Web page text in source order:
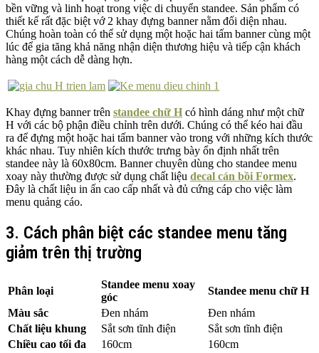
bền vững và linh hoạt trong việc di chuyển standee. Sản phẩm có
thiết kế rất đặc biệt vớ 2 khay đựng banner nằm đối diện nhau.
Chúng hoàn toàn có thể sử dụng một hoặc hai tấm banner cùng một
lúc để gia tăng khả năng nhận diện thương hiệu và tiếp cận khách
hàng một cách dễ dàng hợn.
Khay đựng banner trên standee chữ H có hình dáng như một chữ
H với các bộ phận điều chỉnh trên dưới. Chúng có thể kéo hai đầu
ra để đựng một hoặc hai tấm banner vào trong với những kích thước
khác nhau. Tuy nhiên kích thước trưng bày ổn định nhất trên
standee này là 60x80cm. Banner chuyên dùng cho standee menu
xoay này thường được sử dụng chất liệu decal cán bồi Formex.
Đây là chất liệu in ấn cao cấp nhất và đủ cứng cáp cho việc làm
menu quảng cáo.
3. Cách phân biệt các standee menu tăng
giảm trên thị trường
Phân loại
Standee menu xoay
góc
Standee menu chữ H
Màu sắc
Đen nhám
Đen nhám
Chất liệu khung
Sắt sơn tĩnh điện
Sắt sơn tĩnh điện
Chiều cao tối đa
160cm
160cm